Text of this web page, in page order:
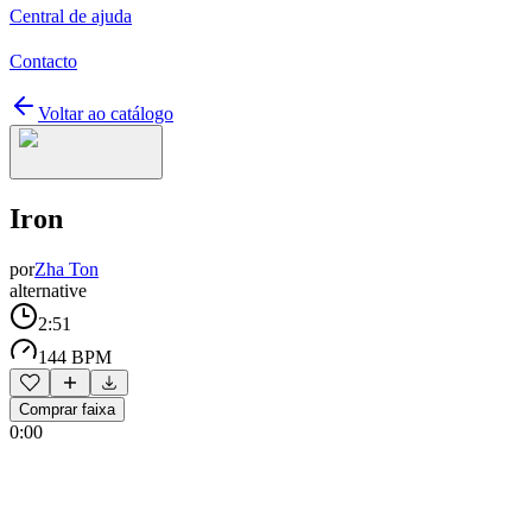
Central de ajuda
Contacto
Voltar ao catálogo
Iron
porZha Ton
alternative
2:51
144 BPM
Comprar faixa
0:00